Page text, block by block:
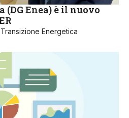
(DG Enea) è il nuovo
Energetica